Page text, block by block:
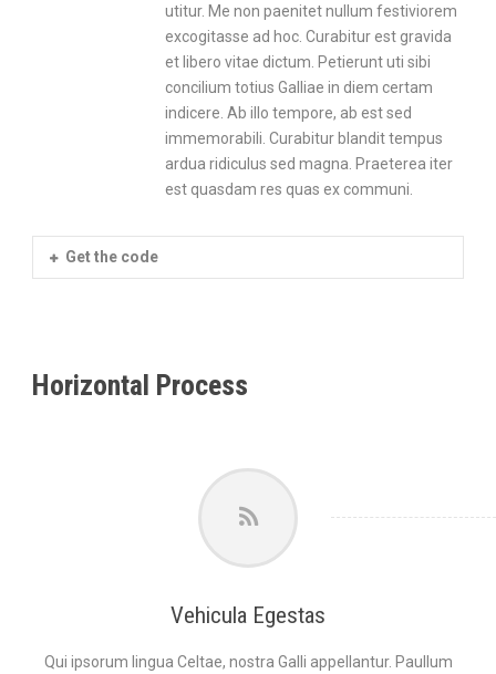
utitur. Me non paenitet nullum festiviorem
excogitasse ad hoc. Curabitur est gravida
et libero vitae dictum. Petierunt uti sibi
concilium totius Galliae in diem certam
indicere. Ab illo tempore, ab est sed
immemorabili. Curabitur blandit tempus
ardua ridiculus sed magna. Praeterea iter
est quasdam res quas ex communi.
Get the code
Horizontal Process
Vehicula Egestas
Qui ipsorum lingua Celtae, nostra Galli appellantur. Paullum